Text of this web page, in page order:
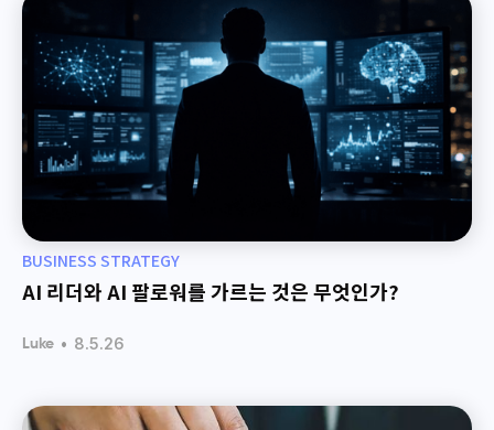
BUSINESS STRATEGY
AI 리더와 AI 팔로워를 가르는 것은 무엇인가?
Luke • 8.5.26